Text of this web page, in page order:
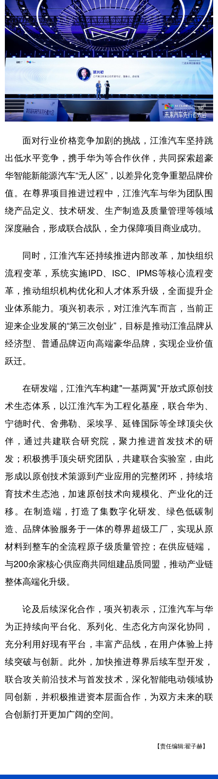
面对行业价格竞争加剧的挑战，江淮汽车坚持跳
出低水平竞争，携手华为等合作伙伴，共同探索超豪
华智能新能源汽车“无人区”，以差异化竞争重塑品牌价
值。在尊界项目推进过程中，江淮汽车与华为团队围
绕产品定义、技术研发、生产制造及质量管理等领域
深度融合，形成联合战队，全力保障项目商业成功。
同时，江淮汽车还持续推进内部改革，加快组织
流程变革，系统实施IPD、ISC、IPMS等核心流程变
革，推动组织机构优化和人才体系升级，全面提升企
业体系能力。项兴初表示，对江淮汽车而言，当前正
迎来企业发展的“第三次创业”，目标是推动江淮品牌从
经济型、普通品牌迈向高端豪华品牌，实现企业价值
跃迁。
在研发端，江淮汽车构建"一基两翼"开放式原创技
术生态体系，以江淮汽车为工程化基座，联合华为、
宁德时代、舍弗勒、采埃孚、延锋国际等全球顶尖伙
伴，通过共建联合研究院，聚力推进首发技术的研
发；积极携手顶尖研究团队，共建联合实验室，由此
形成以原创技术策源到产业应用的完整闭环，持续培
育技术生态池，加速原创技术向规模化、产业化的迁
移。在制造端，打造了集数字化研发、绿色低碳制
造、品牌体验服务于一体的尊界超级工厂，实现从原
材料到整车的全流程原子级质量管控；在供应链端，
与200余家核心供应商共同组建品质同盟，推动产业链
整体高端化升级。
论及后续深化合作，项兴初表示，江淮汽车与华
为正持续向平台化、系列化、生态化方向深化协同，
充分利用好现有平台，丰富产品线，在用户体验上持
续突破与创新。此外，加快推进尊界后续车型开发，
联合攻关前沿技术与首发技术，深化智能电动领域协
同创新，并积极推进资本层面合作，为双方未来的联
合创新打开更加广阔的空间。
【责任编辑:翟子赫】